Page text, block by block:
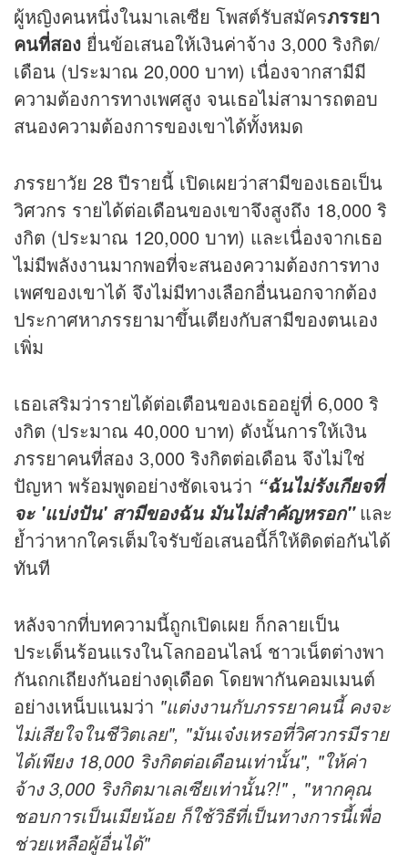
ผู้หญิงคนหนึ่งในมาเลเซีย โพสต์รับสมัครภรรยา
คนที่สอง ยื่นข้อเสนอให้เงินค่าจ้าง 3,000 ริงกิต/
เดือน (ประมาณ 20,000 บาท) เนื่องจากสามีมี
ความต้องการทางเพศสูง จนเธอไม่สามารถตอบ
สนองความต้องการของเขาได้ทั้งหมด
ภรรยาวัย 28 ปีรายนี้ เปิดเผยว่าสามีของเธอเป็น
วิศวกร รายได้ต่อเดือนของเขาจึงสูงถึง 18,000 ริ
งกิต (ประมาณ 120,000 บาท) และเนื่องจากเธอ
ไม่มีพลังงานมากพอที่จะสนองความต้องการทาง
เพศของเขาได้ จึงไม่มีทางเลือกอื่นนอกจากต้อง
ประกาศหาภรรยามาขึ้นเตียงกับสามีของตนเอง
เพิ่ม
เธอเสริมว่ารายได้ต่อเตือนของเธออยู่ที่ 6,000 ริ
งกิต (ประมาณ 40,000 บาท) ดังนั้นการให้เงิน
ภรรยาคนที่สอง 3,000 ริงกิตต่อเดือน จึงไม่ใช่
ปัญหา พร้อมพูดอย่างชัดเจนว่า “ฉันไม่รังเกียจที่
จะ 'แบ่งปัน' สามีของฉัน มันไม่สำคัญหรอก"และ
ย้ำว่าหากใครเต็มใจรับข้อเสนอนี้ก็ให้ติดต่อกันได้
ทันที
หลังจากที่บทความนี้ถูกเปิดเผย ก็กลายเป็น
ประเด็นร้อนแรงในโลกออนไลน์ ชาวเน็ตต่างพา
กันถกเถียงกันอย่างดุเดือด โดยพากันคอมเมนต์
อย่างเหน็บแนมว่า "แต่งงานกับภรรยาคนนี้ คงจะ
ไม่เสียใจในชีวิตเลย", "มันเจ๋งเหรอที่วิศวกรมีราย
ได้เพียง 18,000 ริงกิตต่อเดือนเท่านั้น", "ให้ค่า
จ้าง 3,000 ริงกิตมาเลเซียเท่านั้น?!" , "หากคุณ
ชอบการเป็นเมียน้อย ก็ใช้วิธีที่เป็นทางการนี้เพื่อ
ช่วยเหลือผู้อื่นได้"